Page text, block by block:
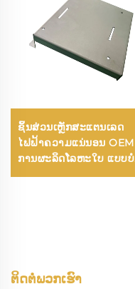
ຊິ້ນສ່ວນເຫຼັກສະແຕນເລດ
ໄຟຟ້າຄວາມແນ່ນອນ OEM
ການຜະລິດໂລຫະໃບ ແບບບໍ່
ມາດຕະຖານ ການດັດ ການ
ຕິດຕໍ່ພວກເຮົາ